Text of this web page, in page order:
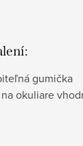
gumička
okuliare